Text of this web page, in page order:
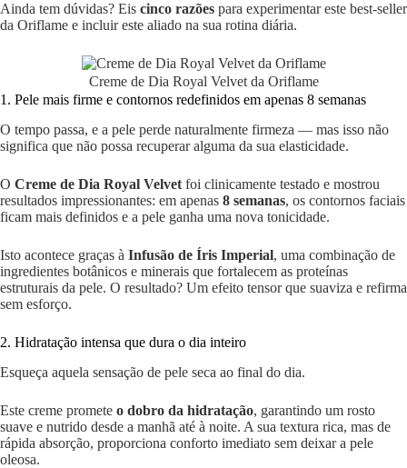
Ainda tem dúvidas? Eis cinco razões para experimentar este best-seller
da Oriflame e incluir este aliado na sua rotina diária.
Creme de Dia Royal Velvet da Oriflame
1. Pele mais firme e contornos redefinidos em apenas 8 semanas
O tempo passa, e a pele perde naturalmente firmeza — mas isso não
significa que não possa recuperar alguma da sua elasticidade.
O Creme de Dia Royal Velvet foi clinicamente testado e mostrou
resultados impressionantes: em apenas 8 semanas, os contornos faciais
ficam mais definidos e a pele ganha uma nova tonicidade.
Isto acontece graças à Infusão de Íris Imperial, uma combinação de
ingredientes botânicos e minerais que fortalecem as proteínas
estruturais da pele. O resultado? Um efeito tensor que suaviza e refirma
sem esforço.
2. Hidratação intensa que dura o dia inteiro
Esqueça aquela sensação de pele seca ao final do dia.
Este creme promete o dobro da hidratação, garantindo um rosto
suave e nutrido desde a manhã até à noite. A sua textura rica, mas de
rápida absorção, proporciona conforto imediato sem deixar a pele
oleosa.